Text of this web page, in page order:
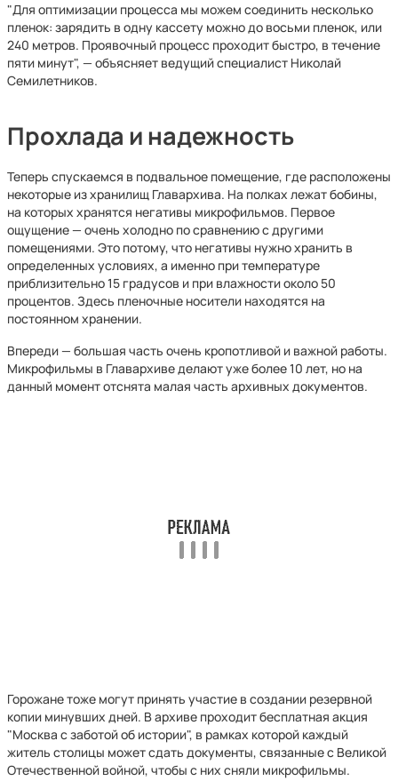
"Для оптимизации процесса мы можем соединить несколько
пленок: зарядить в одну кассету можно до восьми пленок, или
240 метров. Проявочный процесс проходит быстро, в течение
пяти минут", — объясняет ведущий специалист Николай
Семилетников.
Прохлада и надежность
Теперь спускаемся в подвальное помещение, где расположены
некоторые из хранилищ Главархива. На полках лежат бобины,
на которых хранятся негативы микрофильмов. Первое
ощущение — очень холодно по сравнению с другими
помещениями. Это потому, что негативы нужно хранить в
определенных условиях, а именно при температуре
приблизительно 15 градусов и при влажности около 50
процентов. Здесь пленочные носители находятся на
постоянном хранении.
Впереди — большая часть очень кропотливой и важной работы.
Микрофильмы в Главархиве делают уже более 10 лет, но на
данный момент отснята малая часть архивных документов.
Горожане тоже могут принять участие в создании резервной
копии минувших дней. В архиве проходит бесплатная акция
"Москва с заботой об истории", в рамках которой каждый
житель столицы может сдать документы, связанные с Великой
Отечественной войной, чтобы с них сняли микрофильмы.